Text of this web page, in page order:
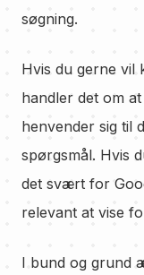
søgning.
Hvis du gerne vil
handler det om
henvender sig til
spørgsmål. Hvis
det svært for
relevant at vise
I bund og grund